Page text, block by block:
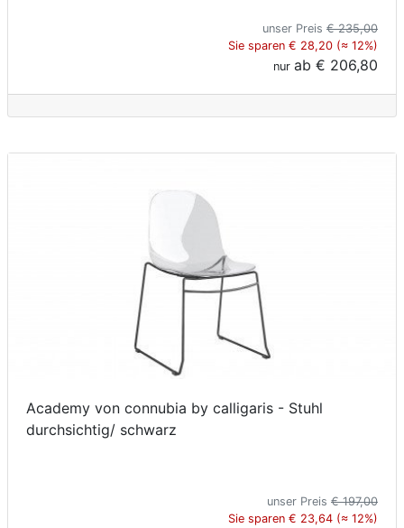
unser Preis € 235,00
Sie sparen € 28,20 (≈ 12%)
nur ab € 206,80
Academy von connubia by calligaris - Stuhl
durchsichtig/ schwarz
unser Preis € 197,00
Sie sparen € 23,64 (≈ 12%)